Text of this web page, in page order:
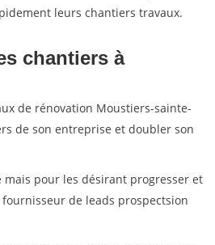
leurs chantiers travaux.
chantiers à
de rénovation Moustiers-sainte-
de son entreprise et doubler son
pour les désirant progresser et
de leads prospectsion